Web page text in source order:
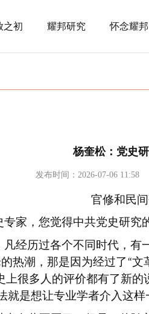
之初 耀邦研究 怀念耀邦
杨奎松：党史
发布时间：2026-07-06 11:58
官修和民
家，您觉得中共党史研究
经历过各个不同时代，有
热潮，那是因为经过了 “文
上很多人的评价都有了新的
是想让专业学者介入这